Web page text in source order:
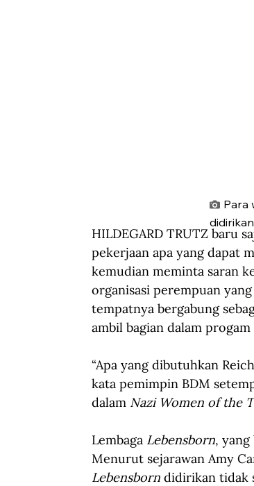
Para
HILDEGARD TRUTZ baru
pekerjaan apa yang dapat
kemudian meminta saran
organisasi perempuan
tempatnya bergabung
ambil bagian dalam progam
“Apa yang dibutuhkan
kata pemimpin BDM
dalam Nazi Women of the
Lembaga Lebensborn, yang
Menurut sejarawan Amy
Lebensborn didirikan tidak